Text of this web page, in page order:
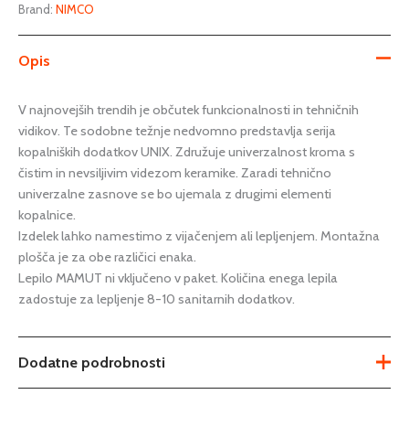
Brand: NIMCO
Opis
V najnovejših trendih je občutek funkcionalnosti in tehničnih
vidikov. Te sodobne težnje nedvomno predstavlja serija
kopalniških dodatkov UNIX. Združuje univerzalnost kroma s
čistim in nevsiljivim videzom keramike. Zaradi tehnično
univerzalne zasnove se bo ujemala z drugimi elementi
kopalnice.
Izdelek lahko namestimo z vijačenjem ali lepljenjem. Montažna
plošča je za obe različici enaka.
Lepilo MAMUT ni vključeno v paket. Količina enega lepila
zadostuje za lepljenje 8-10 sanitarnih dodatkov.
Dodatne podrobnosti